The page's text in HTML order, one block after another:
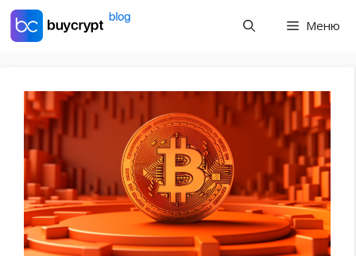
Перейти
до
Меню